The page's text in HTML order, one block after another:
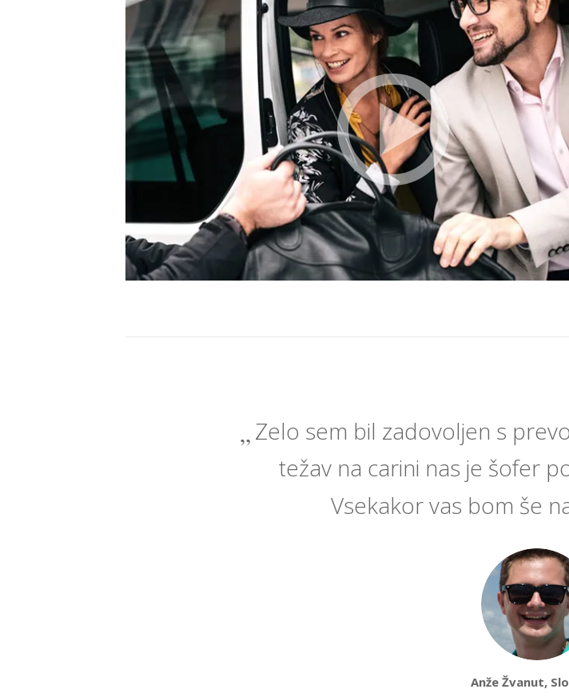
Zelo sem bil zadovoljen s
težav na carini nas je šofer
Vsekakor vas bom še
Anže Žvanut,